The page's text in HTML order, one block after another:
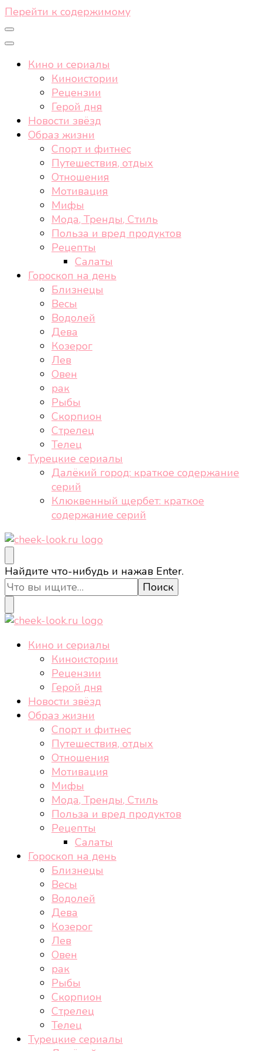
Перейти к содержимому
Кино и сериалы
Киноистории
Рецензии
Герой дня
Новости звёзд
Образ жизни
Спорт и фитнес
Путешествия, отдых
Отношения
Мотивация
Мифы
Мода, Тренды, Стиль
Польза и вред продуктов
Рецепты
Салаты
Гороскоп на день
Близнецы
Весы
Водолей
Дева
Козерог
Лев
Овен
рак
Рыбы
Скорпион
Стрелец
Телец
Турецкие сериалы
Далёкий город: краткое содержание
серий
Клюквенный щербет: краткое
содержание серий
cheek-look.ru
Женский сайт о звездах и кино, а также трендах,
здоровом образе жизни, спорте, стиле, отдыхе и
еде.
Ищите
что-
то?
Найдите что-нибудь и нажав Enter.
cheek-look.ru
Женский сайт о звездах и кино, а также трендах,
здоровом образе жизни, спорте, стиле, отдыхе и
Кино и сериалы
Киноистории
Рецензии
Герой дня
Новости звёзд
Образ жизни
Спорт и фитнес
Путешествия, отдых
Отношения
Мотивация
Мифы
Мода, Тренды, Стиль
Польза и вред продуктов
Рецепты
Салаты
Гороскоп на день
Близнецы
Весы
Водолей
Дева
Козерог
Лев
Овен
рак
Рыбы
Скорпион
Стрелец
Телец
Турецкие сериалы